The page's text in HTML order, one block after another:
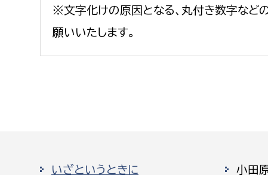
※文字化けの原因となる、丸付き数字など
願いいたします。
いざというときに
小田